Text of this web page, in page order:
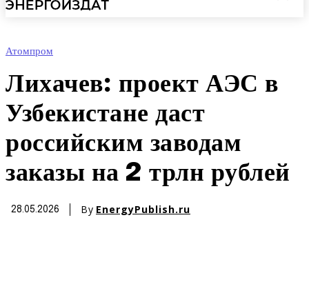
Атомпром
Лихачев: проект АЭС в
Узбекистане даст
российским заводам
заказы на 2 трлн рублей
28.05.2026 By EnergyPublish.ru